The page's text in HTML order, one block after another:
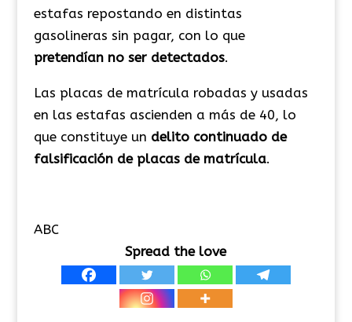
estafas repostando en distintas
gasolineras sin pagar, con lo que
pretendían no ser detectados.
Las placas de matrícula robadas y usadas
en las estafas ascienden a más de 40, lo
que constituye un delito continuado de
falsificación de placas de matrícula.
ABC
Spread the love